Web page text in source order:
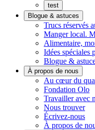
test
Blogue & astuces
Trucs réservés
Manger local.
Alimentaire,
Idées spéciales
Blogue &
À propos de nous
Au cœur du
Fondation Olo
Travailler avec
Nous trouver
Écrivez-nous
À propos de